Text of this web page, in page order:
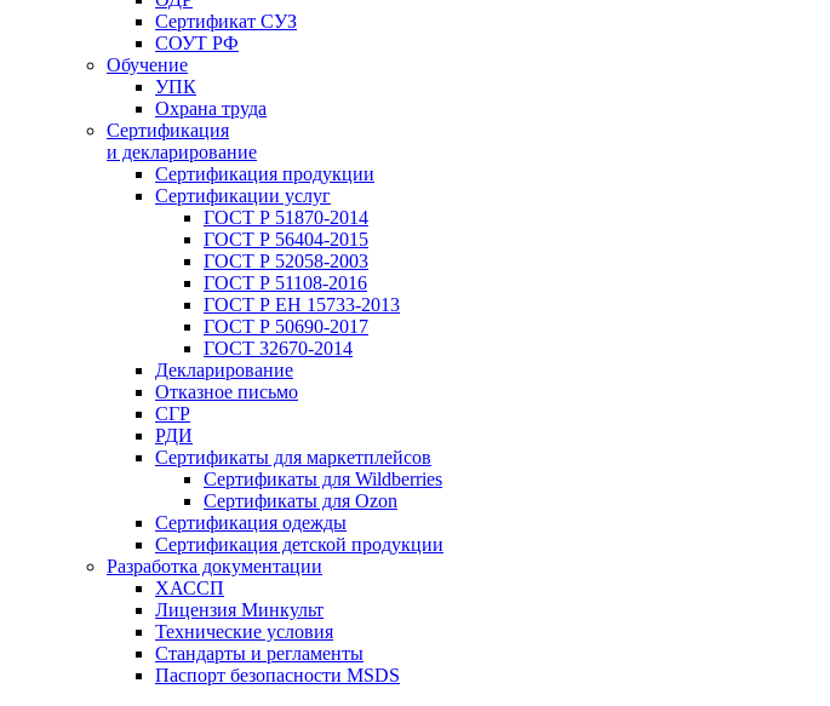
Сертификат СУЗ
СОУТ РФ
Обучение
УПК
Охрана труда
Сертификация
и декларирование
Сертификация продукции
Сертификации услуг
ГОСТ Р 51870-2014
ГОСТ Р 56404-2015
ГОСТ Р 52058-2003
ГОСТ Р 51108-2016
ГОСТ Р ЕН 15733-2013
ГОСТ Р 50690-2017
ГОСТ 32670-2014
Декларирование
Отказное письмо
СГР
РДИ
Сертификаты для маркетплейсов
Сертификаты для Wildberries
Сертификаты для Ozon
Сертификация одежды
Сертификация детской продукции
Разработка документации
ХАССП
Лицензия Минкульт
Технические условия
Стандарты и регламенты
Паспорт безопасности MSDS